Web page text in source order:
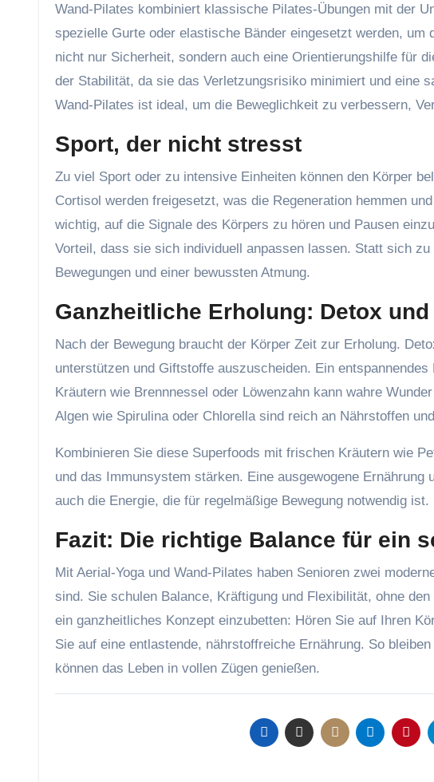
Wand-Pilates kombiniert klassische Pilates-Übungen mit der
spezielle Gurte oder elastische Bänder eingesetzt werden,
nicht nur Sicherheit, sondern auch eine Orientierungshilfe für
der Stabilität, da sie das Verletzungsrisiko minimiert und eine
Wand-Pilates ist ideal, um die Beweglichkeit zu verbessern,
Sport, der nicht stresst
Zu viel Sport oder zu intensive Einheiten können den Körper
Cortisol werden freigesetzt, was die Regeneration hemmen
wichtig, auf die Signale des Körpers zu hören und Pausen
Vorteil, dass sie sich individuell anpassen lassen. Statt sich
Bewegungen und einer bewussten Atmung.
Ganzheitliche Erholung: Detox
Nach der Bewegung braucht der Körper Zeit zur Erholung.
unterstützen und Giftstoffe auszuscheiden. Ein
Kräutern wie Brennnessel oder Löwenzahn kann wahre
Algen wie Spirulina oder Chlorella sind reich an Nährstoffen
Kombinieren Sie diese Superfoods mit frischen Kräutern wie
und das Immunsystem stärken. Eine ausgewogene
auch die Energie, die für regelmäßige Bewegung notwendig ist.
Fazit: Die richtige Balance für ein
Mit Aerial-Yoga und Wand-Pilates haben Senioren zwei
sind. Sie schulen Balance, Kräftigung und Flexibilität, ohne
ein ganzheitliches Konzept einzubetten: Hören Sie auf Ihren
Sie auf eine entlastende, nährstoffreiche Ernährung. So
können das Leben in vollen Zügen genießen.